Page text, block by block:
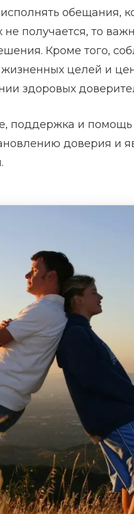
обещания,
получается, то
Кроме того,
целей и
здоровых
поддержка и помощь
доверия и